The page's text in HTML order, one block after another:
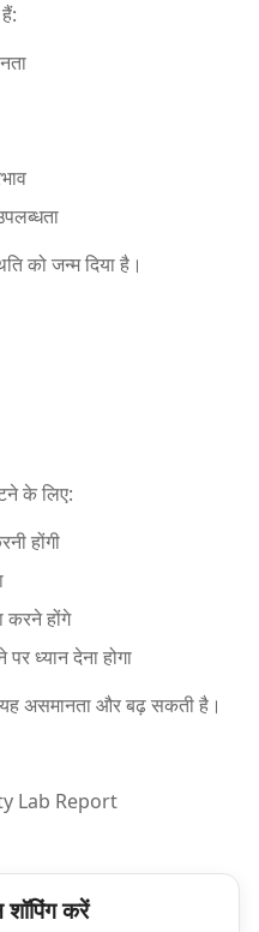
को जन्म दिया है।
के लिए:
होंगी
करने होंगे
ध्यान देना होगा
असमानता और बढ़ सकती है।
Lab Report
करें